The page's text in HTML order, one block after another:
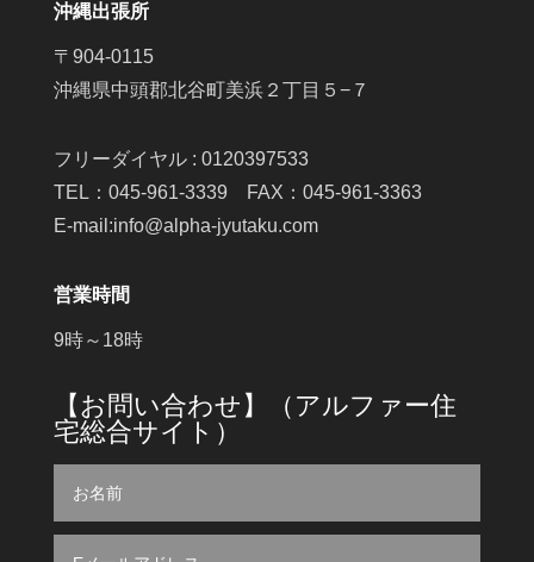
沖縄出張所
〒904-0115
沖縄県中頭郡北谷町美浜２丁目５−７
フリーダイヤル : 0120397533
TEL：045-961-3339 FAX：045-961-3363
E-mail:info@alpha-jyutaku.com
営業時間
9時～18時
【お問い合わせ】（アルファー住
宅総合サイト）